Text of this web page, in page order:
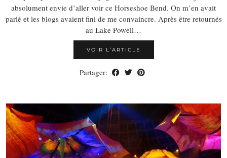
absolument envie d’aller voir ce Horseshoe Bend. On m’en avait
parlé et les blogs avaient fini de me convaincre. Après être retournés
au Lake Powell…
VOIR L’ARTICLE
Partager: